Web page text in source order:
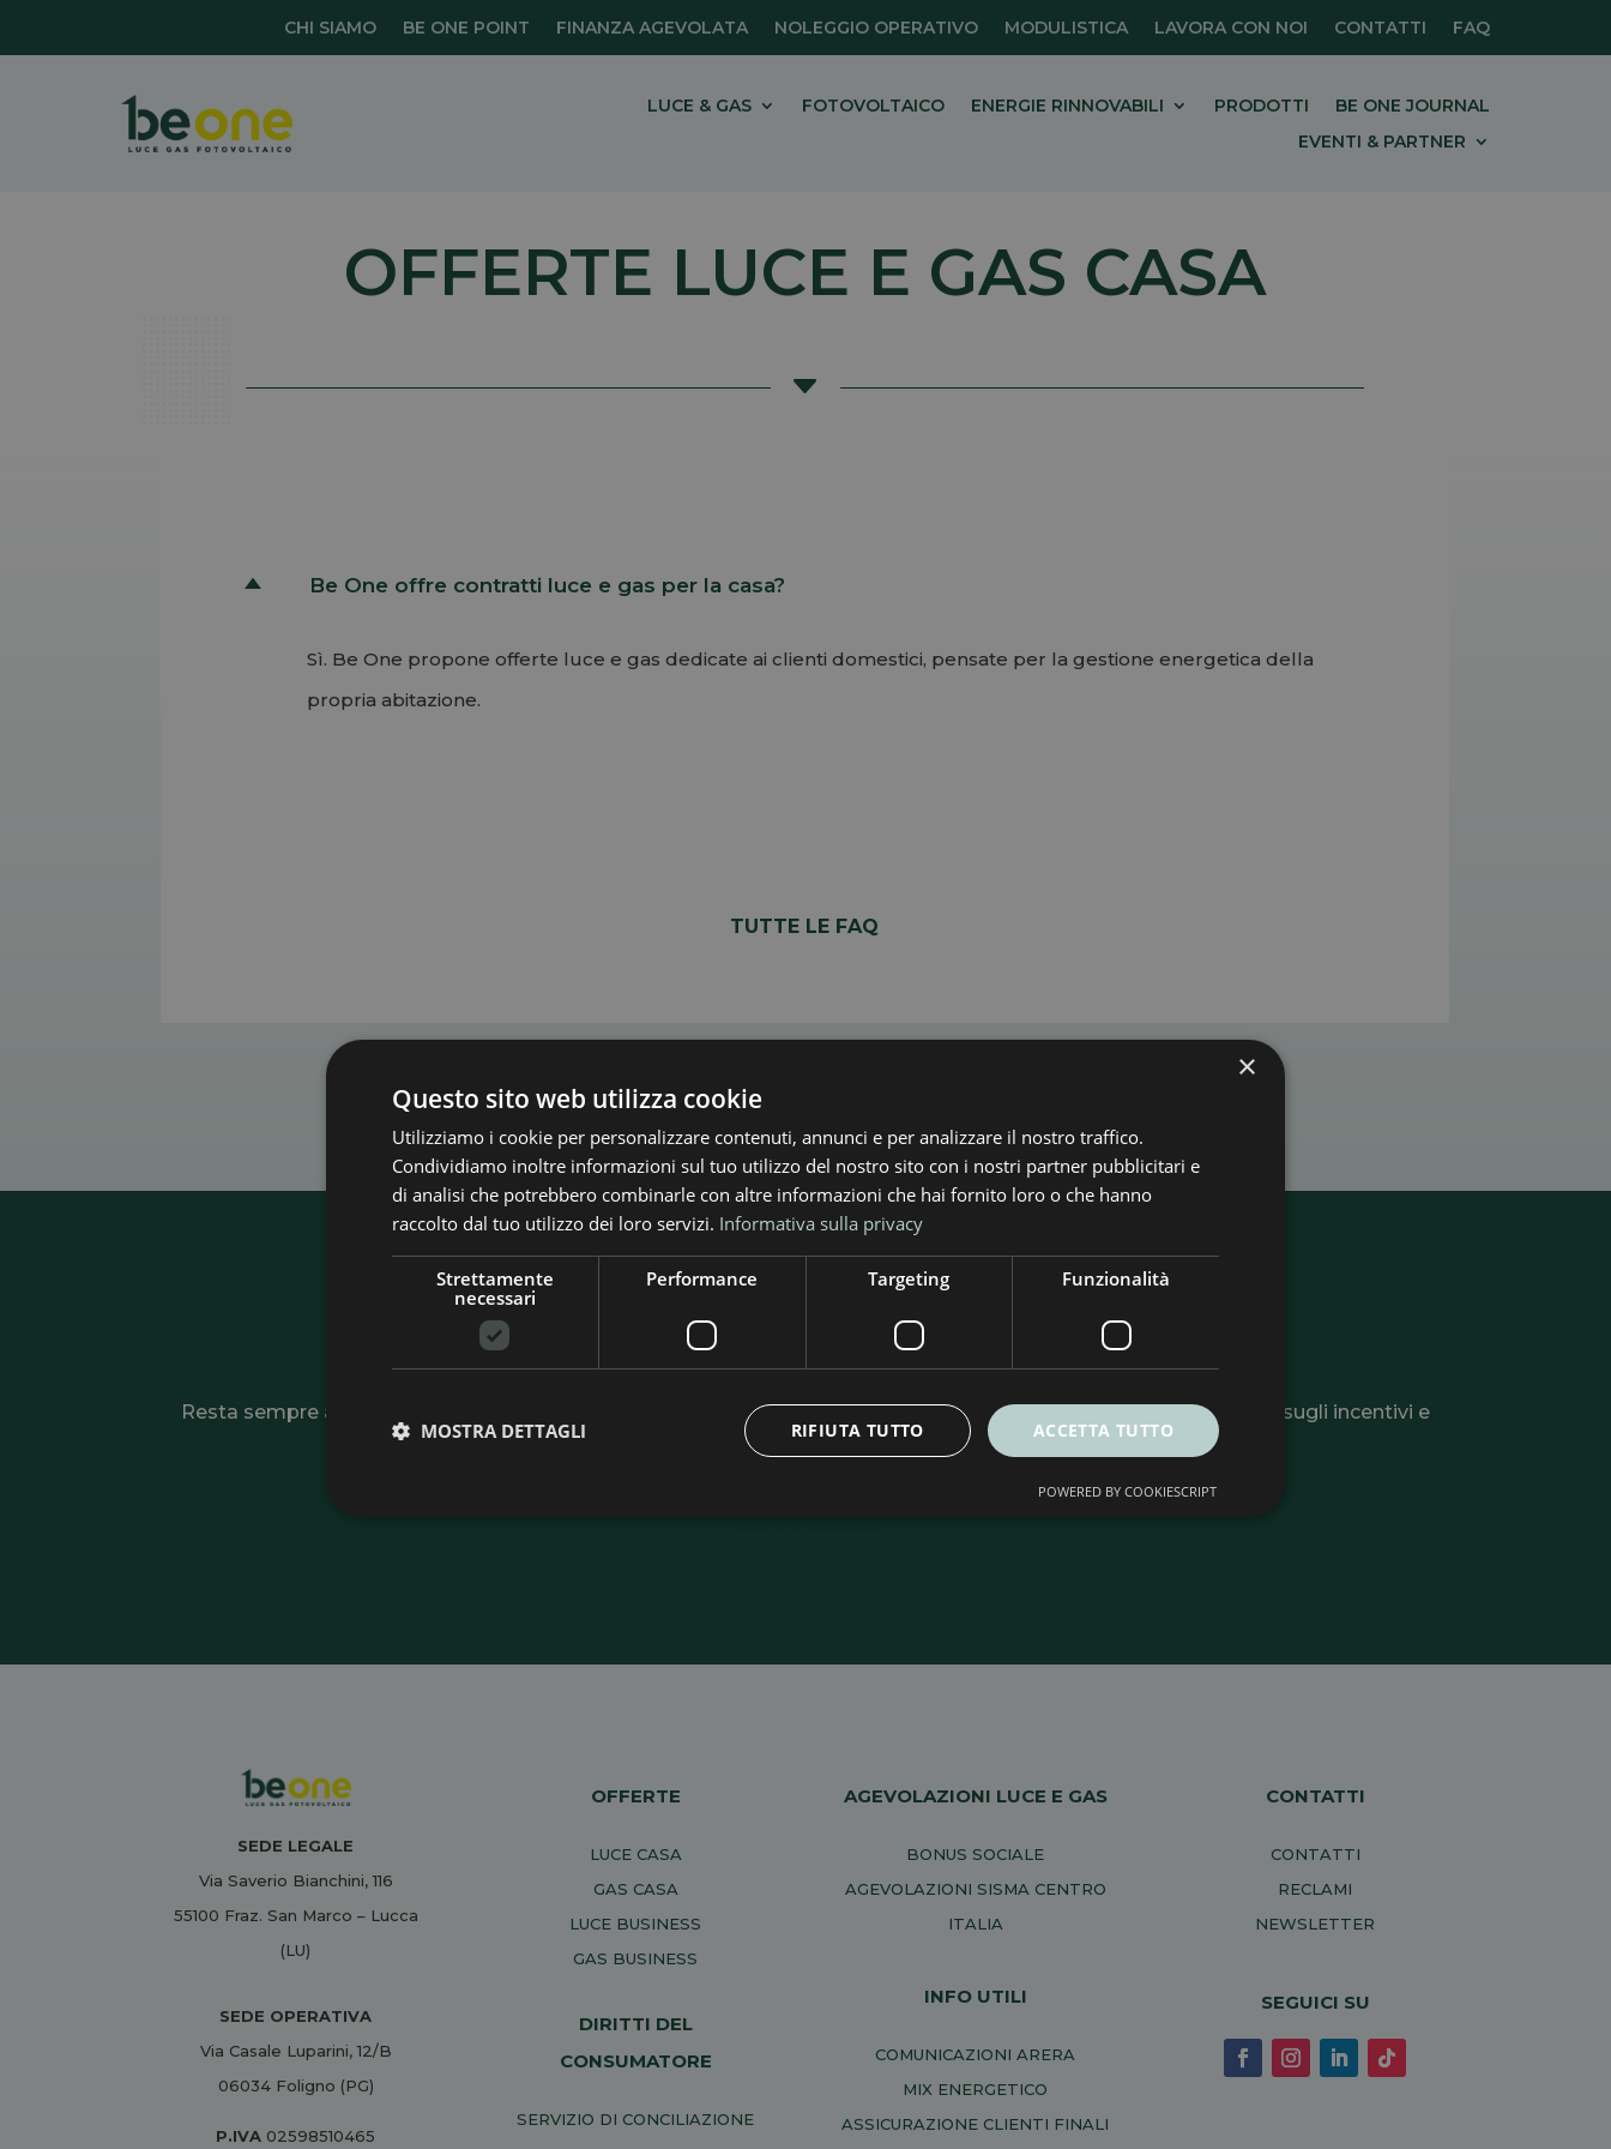
CHI SIAMO BE ONE POINT FINANZA AGEVOLATA NOLEGGIO OPERATIVO MODULISTICA LAVORA CON NOI CONTATTI FAQ
LUCE & GAS FOTOVOLTAICO ENERGIE RINNOVABILI PRODOTTI
BE ONE JOURNAL
EVENTI & PARTNER
OFFERTE LUCE E GAS CASA
C
D Be One offre contratti luce e gas per la casa?
Sì. Be One propone offerte luce e gas dedicate ai clienti domestici, pensate per la gestione energetica della
propria abitazione.
TUTTE LE FAQ
Iscriviti alla nostra Newsletter
Resta sempre aggiornato su novità, offerte e soluzioni per l’efficienza energetica. Ricevi consigli utili, informazioni sugli incentivi e
tutte le opportunità per risparmiare e rendere più sostenibile la tua casa o la tua azienda.
SEDE LEGALE
Via Saverio Bianchini, 116
55100 Fraz. San Marco – Lucca
(LU)
SEDE OPERATIVA
Via Casale Luparini, 12/B
06034 Foligno (PG)
P.IVA 02598510465
OFFERTE
LUCE CASA
GAS CASA
LUCE BUSINESS
GAS BUSINESS
DIRITTI DEL
CONSUMATORE
SERVIZIO DI CONCILIAZIONE
AGEVOLAZIONI LUCE E GAS
BONUS SOCIALE
AGEVOLAZIONI SISMA CENTRO
ITALIA
INFO UTILI
COMUNICAZIONI ARERA
MIX ENERGETICO
ASSICURAZIONE CLIENTI FINALI
CONTATTI
CONTATTI
RECLAMI
NEWSLETTER
SEGUICI SU
×
Questo sito web utilizza cookie
Utilizziamo i cookie per personalizzare contenuti, annunci e per analizzare il nostro traffico.
Condividiamo inoltre informazioni sul tuo utilizzo del nostro sito con i nostri partner pubblicitari e
di analisi che potrebbero combinarle con altre informazioni che hai fornito loro o che hanno
raccolto dal tuo utilizzo dei loro servizi. Informativa sulla privacy
Strettamente
necessari
Performance Targeting Funzionalità
ACCETTA TUTTO
RIFIUTA TUTTO
MOSTRA DETTAGLI
POWERED BY COOKIESCRIPT